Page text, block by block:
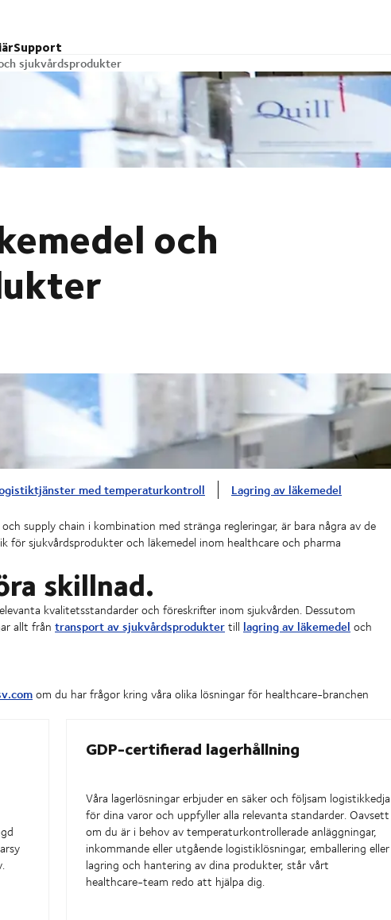
Support
sjukvårdsprodukter
och
med temperaturkontroll Lagring av läkemedel
supply chain i kombination med stränga regleringar, är bara några av de
sjukvårdsprodukter och läkemedel inom healthcare och pharma
skillnad.
kvalitetsstandarder och föreskrifter inom sjukvården. Dessutom
allt från transport av sjukvårdsproduktertill lagring av läkemedel och
om du har frågor kring våra olika lösningar för healthcare-branchen
GDP-certifierad lagerhållning
Våra lagerlösningar erbjuder en säker och följsam logistikkedja
för dina varor och uppfyller alla relevanta standarder. Oavsett
om du är i behov av temperaturkontrollerade anläggningar,
inkommande eller utgående logistiklösningar, emballering eller
lagring och hantering av dina produkter, står vårt
healthcare-team redo att hjälpa dig.